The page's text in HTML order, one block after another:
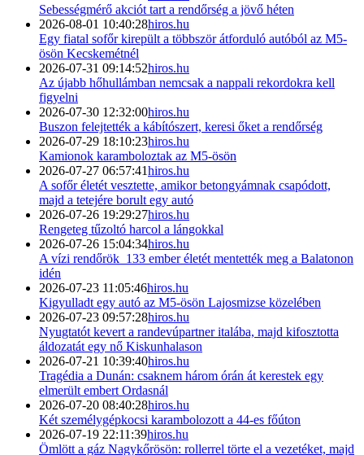
Sebességmérő akciót tart a rendőrség a jövő héten
2026-08-01 10:40:28hiros.hu
Egy fiatal sofőr kirepült a többször átforduló autóból az M5-
ösön Kecskemétnél
2026-07-31 09:14:52hiros.hu
Az újabb hőhullámban nemcsak a nappali rekordokra kell
figyelni
2026-07-30 12:32:00hiros.hu
Buszon felejtették a kábítószert, keresi őket a rendőrség
2026-07-29 18:10:23hiros.hu
Kamionok karamboloztak az M5-ösön
2026-07-27 06:57:41hiros.hu
A sofőr életét vesztette, amikor betongyámnak csapódott,
majd a tetejére borult egy autó
2026-07-26 19:29:27hiros.hu
Rengeteg tűzoltó harcol a lángokkal
2026-07-26 15:04:34hiros.hu
A vízi rendőrök 133 ember életét mentették meg a Balatonon
idén
2026-07-23 11:05:46hiros.hu
Kigyulladt egy autó az M5-ösön Lajosmizse közelében
2026-07-23 09:57:28hiros.hu
Nyugtatót kevert a randevúpartner italába, majd kifosztotta
áldozatát egy nő Kiskunhalason
2026-07-21 10:39:40hiros.hu
Tragédia a Dunán: csaknem három órán át kerestek egy
elmerült embert Ordasnál
2026-07-20 08:40:28hiros.hu
Két személygépkocsi karambolozott a 44-es főúton
2026-07-19 22:11:39hiros.hu
Ömlött a gáz Nagykőrösön: rollerrel törte el a vezetéket, majd